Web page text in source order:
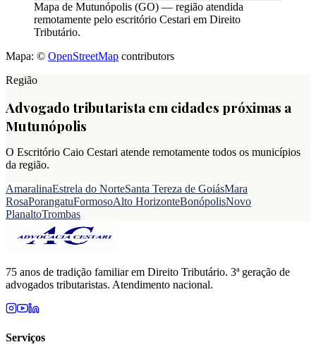
Mapa de Mutunópolis (GO) — região atendida
remotamente pelo escritório Cestari em Direito
Tributário.
Mapa: © OpenStreetMap contributors
Região
Advogado tributarista em cidades próximas a
Mutunópolis
O Escritório Caio Cestari atende remotamente todos os municípios
da região.
AmaralinaEstrela do NorteSanta Tereza de GoiásMara
RosaPorangatuFormosoAlto HorizonteBonópolisNovo
PlanaltoTrombas
75 anos de tradição familiar em Direito Tributário. 3ª geração de
advogados tributaristas. Atendimento nacional.
Serviços